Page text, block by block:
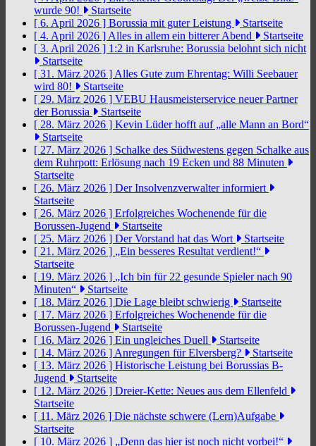
wurde 90!
Startseite
[ 6. April 2026 ] Borussia mit guter Leistung
Startseite
[ 4. April 2026 ] Alles in allem ein bitterer Abend
Startseite
[ 3. April 2026 ] 1:2 in Karlsruhe: Borussia belohnt sich nicht
Startseite
[ 31. März 2026 ] Alles Gute zum Ehrentag: Willi Seebauer
wird 80!
Startseite
[ 29. März 2026 ] VEBU Hausmeisterservice neuer Partner
der Borussia
Startseite
[ 28. März 2026 ] Kevin Lüder hofft auf „alle Mann an Bord“
Startseite
[ 27. März 2026 ] Schalke des Südwestens gegen Schalke aus
dem Ruhrpott: Erlösung nach 19 Ecken und 88 Minuten
Startseite
[ 26. März 2026 ] Der Insolvenzverwalter informiert
Startseite
[ 26. März 2026 ] Erfolgreiches Wochenende für die
Borussen-Jugend
Startseite
[ 25. März 2026 ] Der Vorstand hat das Wort
Startseite
[ 21. März 2026 ] „Ein besseres Resultat verdient!“
Startseite
[ 19. März 2026 ] „Ich bin für 22 gesunde Spieler nach 90
Minuten“
Startseite
[ 18. März 2026 ] Die Lage bleibt schwierig
Startseite
[ 17. März 2026 ] Erfolgreiches Wochenende für die
Borussen-Jugend
Startseite
[ 16. März 2026 ] Ein ungleiches Duell
Startseite
[ 14. März 2026 ] Anregungen für Elversberg?
Startseite
[ 13. März 2026 ] Historische Leistung bei Borussias B-
Jugend
Startseite
[ 12. März 2026 ] Dreier-Kette: Neues aus dem Ellenfeld
Startseite
[ 11. März 2026 ] Die nächste schwere (Lern)Aufgabe
Startseite
[ 10. März 2026 ] „Denn das hier ist noch nicht vorbei!“